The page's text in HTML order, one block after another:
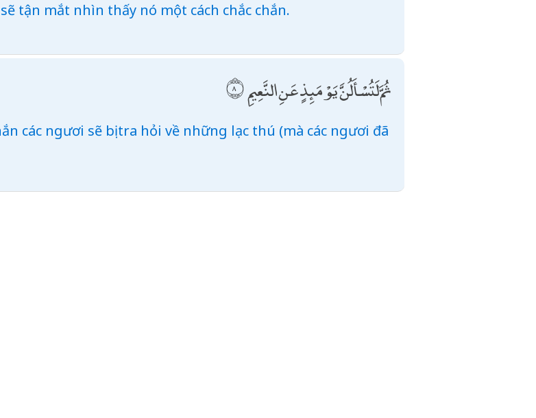
tận mắt nhìn thấy nó một cách chắc chắn.
ثُمَّ لَتُسْأَلُنَّ يَوْمَئِذٍ عَنِ النَّعِيمِ
các ngươi sẽ bị tra hỏi về những lạc thú (mà các ngươi đã